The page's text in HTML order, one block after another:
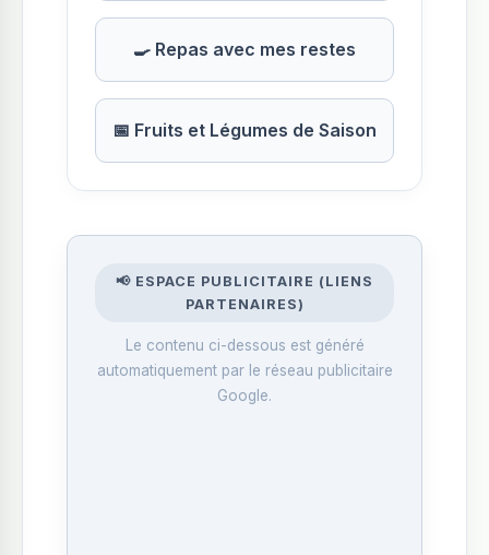
🍳 Repas avec mes restes
📅 Fruits et Légumes de Saison
📢 ESPACE PUBLICITAIRE (LIENS
PARTENAIRES)
Le contenu ci-dessous est généré
automatiquement par le réseau publicitaire
Google.